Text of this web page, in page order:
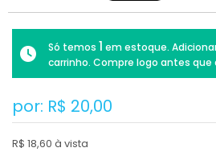
Só temos 1 em estoque.
carrinho. Compre logo antes que
por: R$ 20,00
R$ 18,60 à vista